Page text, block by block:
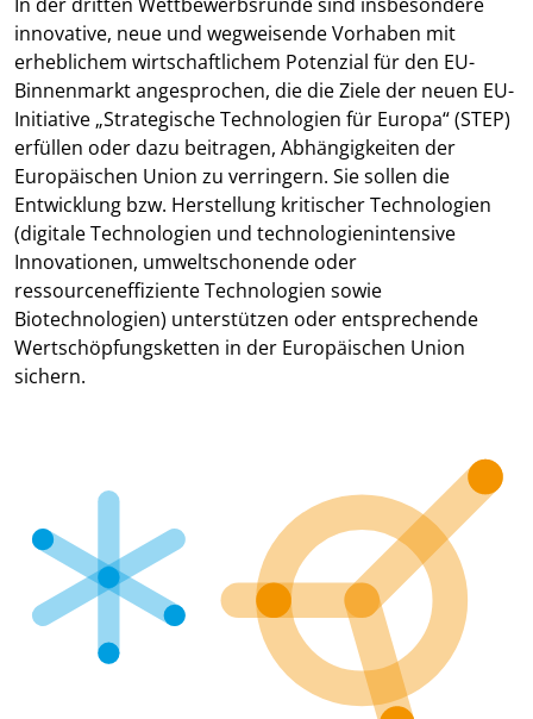
innovative, neue und wegweisende Vorhaben mit
erheblichem wirtschaftlichem Potenzial für den EU-
Binnenmarkt angesprochen, die die Ziele der neuen EU-
Initiative „Strategische Technologien für Europa“ (STEP)
erfüllen oder dazu beitragen, Abhängigkeiten der
Europäischen Union zu verringern. Sie sollen die
Entwicklung bzw. Herstellung kritischer Technologien
(digitale Technologien und technologienintensive
Innovationen, umweltschonende oder
ressourceneffiziente Technologien sowie
Biotechnologien) unterstützen oder entsprechende
Wertschöpfungsketten in der Europäischen Union
sichern.